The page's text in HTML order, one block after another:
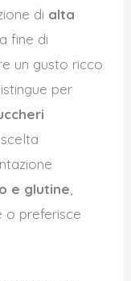
di alta
fine di
un gusto ricco
per
e glutine
o preferisce